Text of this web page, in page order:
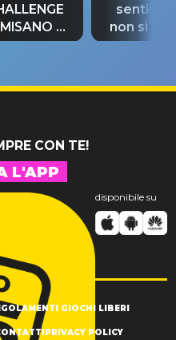
si
non si
fino alla
CON TE!
L'APP
disponibile su
GIOCHI LIBERI
PRIVACY POLICY